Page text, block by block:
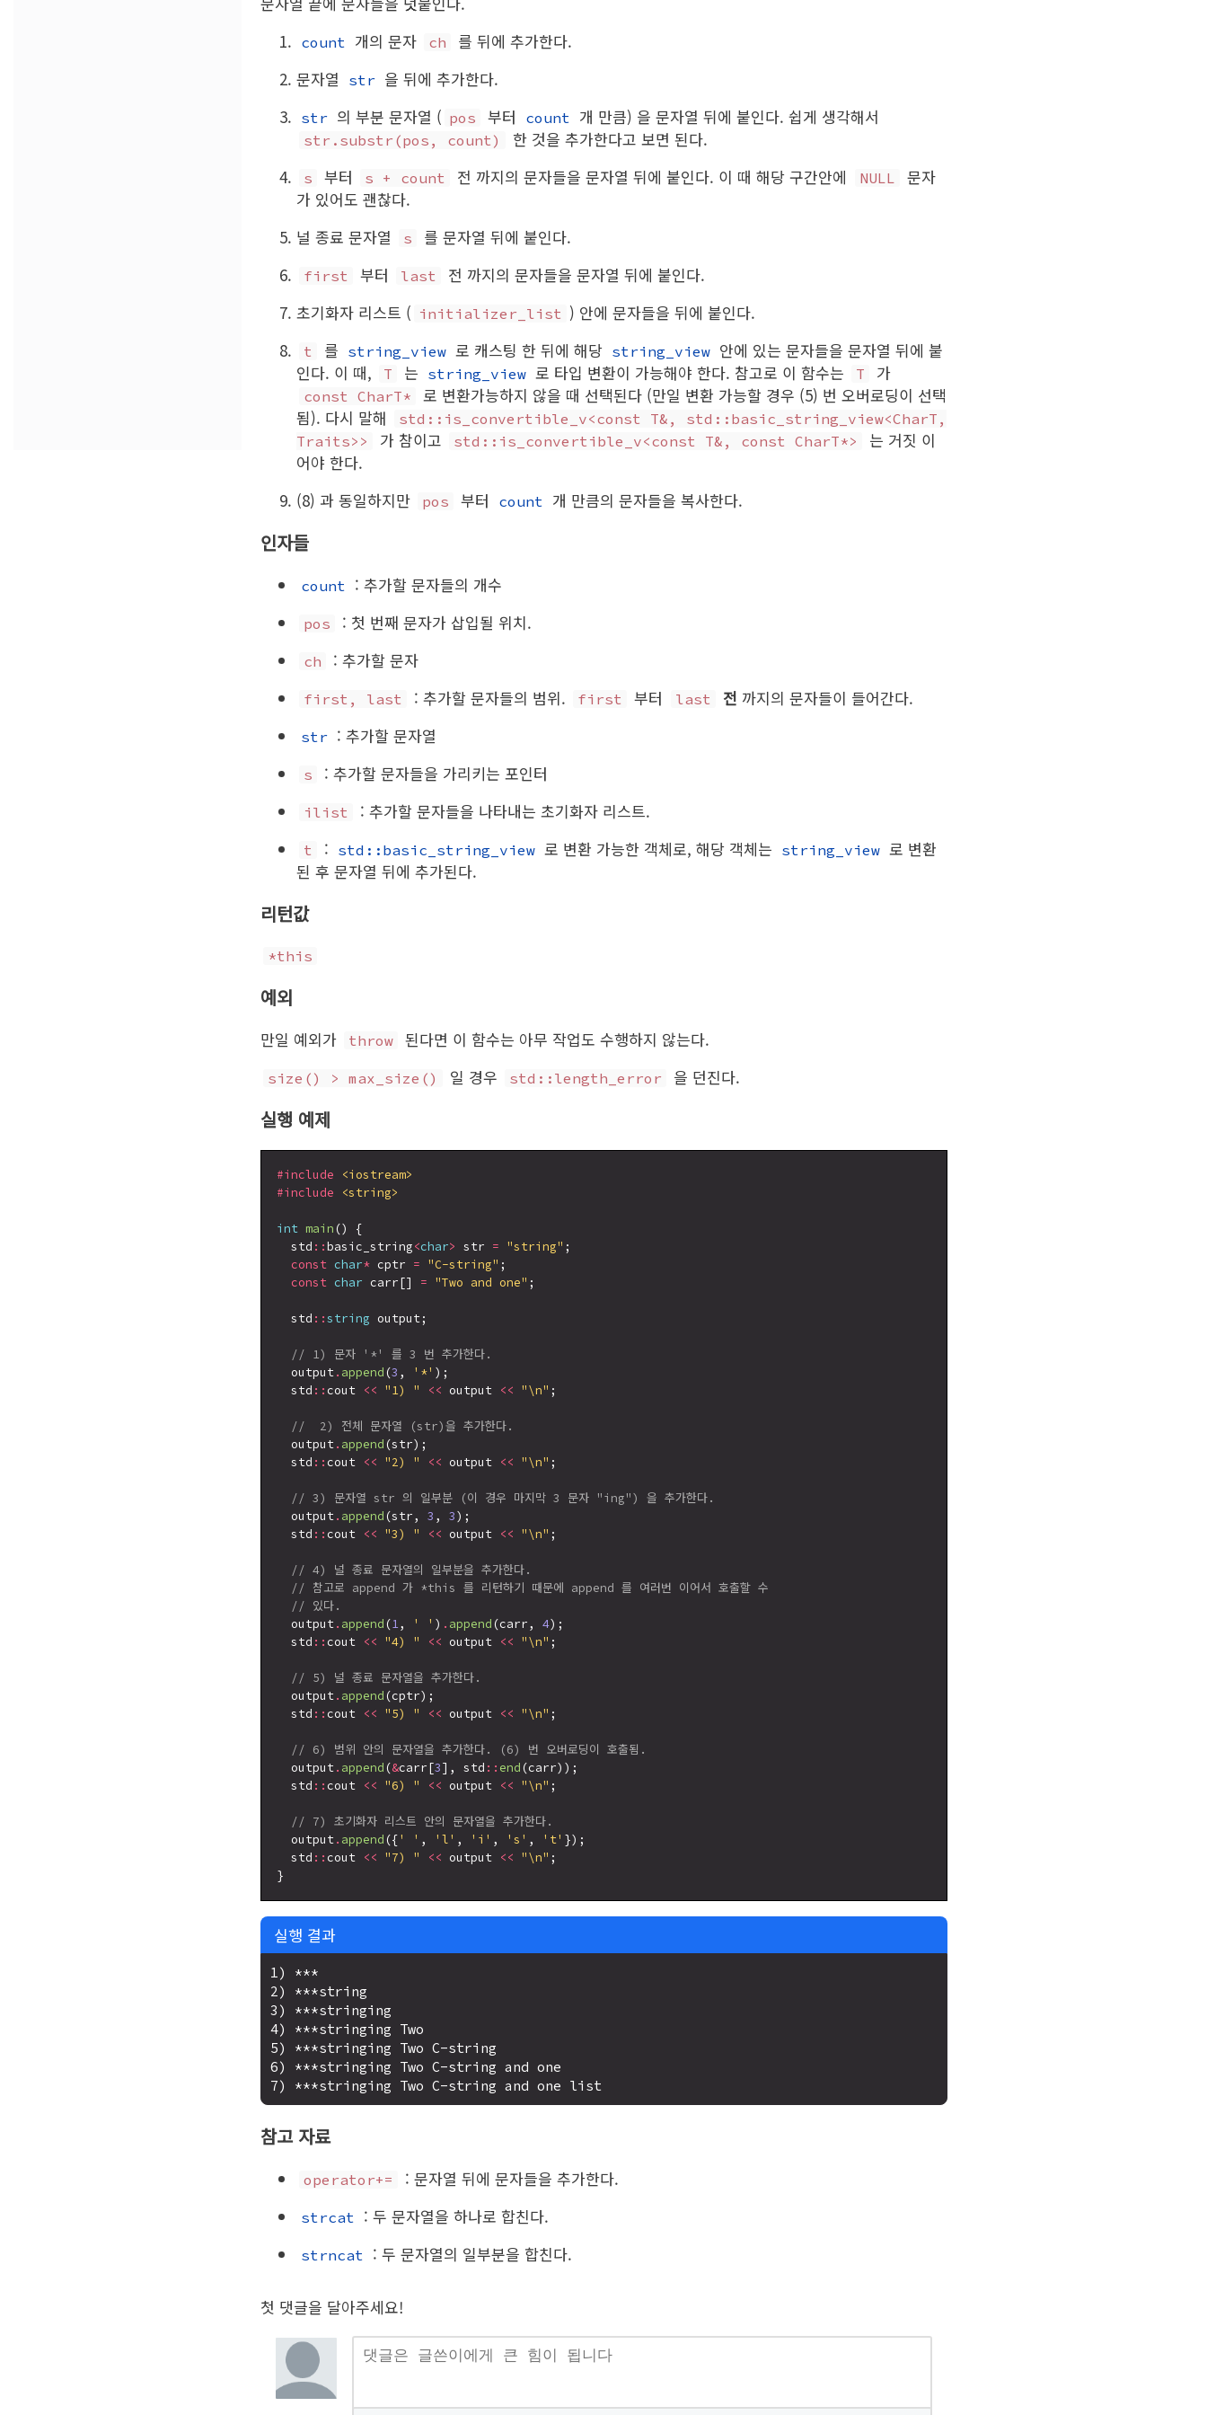
count 개의 문자 ch
를 뒤에 추가한다.
문자열
str 을 뒤에 추가한다.
str 의 부분 문자열 ( pos 부터 count 개 만큼) 을 문자열 뒤에 붙인다. 쉽게 생각해서
str.substr(pos, count) 한 것을 추가한다고 보면 된다.
s 부터 s + count 전 까지의 문자들을 문자열 뒤에 붙인다. 이 때 해당 구간안에 NULL
문자
가 있어도 괜찮다.
널 종료 문자열
s 를 문자열 뒤에 붙인다.
first 부터 last
전 까지의 문자들을 문자열 뒤에 붙인다.
초기화자 리스트 ( initializer_list ) 안에 문자들을 뒤에 붙인다.
t 를 string_view 로 캐스팅 한 뒤에 해당 string_view 안에 있는 문자들을 문자열 뒤에 붙
인다. 이 때,
T 는 string_view 로 타입 변환이 가능해야 한다. 참고로 이 함수는 T 가
const CharT*
로 변환가능하지 않을 때 선택된다 (만일 변환 가능할 경우 (5) 번 오버로딩이 선택
됨). 다시 말해
std::is_convertible_v<const T&, std::basic_string_view<CharT,
Traits>>
가 참이고 std::is_convertible_v<const T&, const CharT*>
는 거짓 이
어야 한다.
(8) 과 동일하지만
pos 부터 count 개 만큼의 문자들을 복사한다.
인자들
count : 추가할 문자들의 개수
pos : 첫 번째 문자가 삽입될 위치.
ch : 추가할 문자
first, last : 추가할 문자들의 범위. first 부터 last 전 까지의 문자들이 들어간다.
str : 추가할 문자열
s : 추가할 문자들을 가리키는 포인터
ilist : 추가할 문자들을 나타내는 초기화자 리스트.
t : std::basic_string_view 로 변환 가능한 객체로, 해당 객체는 string_view 로 변환
된 후 문자열 뒤에 추가된다.
리턴값
*this
예외
만일 예외가 throw 된다면 이 함수는 아무 작업도 수행하지 않는다.
size() > max_size() 일 경우 std::length_error 을 던진다.
실행 예제
#include
<iostream>
#include
<string>
int main () {
  std
::basic_string<char> str = "string" ;
const char* cptr = "C-string" ;
const char carr[] = "Two and one" ;
  std
::string output;
// 1) 문자 '*' 를 3 번 추가한다.
  output
. append (3 , '*' );
  std
::cout << "1) " << output << "\n" ;
//  2) 전체 문자열 (str)을 추가한다.
  output
. append (str);
  std
::cout << "2) " << output << "\n" ;
// 3) 문자열 str 의 일부분 (이 경우 마지막 3 문자 "ing") 을 추가한다.
  output
. append (str, 3 , 3);
  std
::cout << "3) " << output << "\n" ;
// 4) 널 종료 문자열의 일부분을 추가한다.
// 참고로 append 가 *this 를 리턴하기 때문에 append 를 여러번 이어서 호출할 수
// 있다.
  output
. append (1, ' ' ) . append (carr, 4);
  std
::cout << "4) " << output << "\n" ;
// 5) 널 종료 문자열을 추가한다.
  output
. append (cptr);
  std
::cout << "5) " << output << "\n" ;
// 6) 범위 안의 문자열을 추가한다. (6) 번 오버로딩이 호출됨.
  output
. append (&carr[3], std :: end (carr));
  std
::cout << "6) " << output << "\n" ;
// 7) 초기화자 리스트 안의 문자열을 추가한다.
  output
. append ({' ' , 'l' , 'i' , 's' , 't' });
  std
::cout << "7) " << output << "\n" ;
실행 결과
1) ***
2) ***string
3) ***stringing
4) ***stringing Two
5) ***stringing Two C-string
6) ***stringing Two C-string and one
7) ***stringing Two C-string and one list
참고 자료
operator+= : 문자열 뒤에 문자들을 추가한다.
strcat : 두 문자열을 하나로 합친다.
strncat : 두 문자열의 일부분을 합친다.
첫 댓글을 달아주세요!